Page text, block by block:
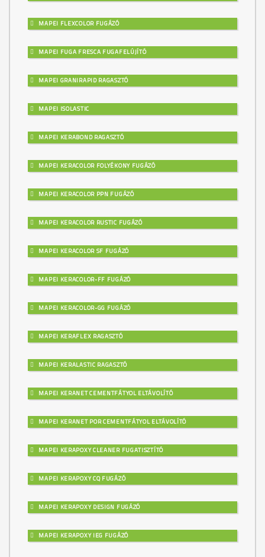
MAPEI FLEXCOLOR FUGÁZÓ
MAPEI FUGA FRESCA FUGAFELÚJÍTÓ
MAPEI GRANIRAPID RAGASZTÓ
MAPEI ISOLASTIC
MAPEI KERABOND RAGASZTÓ
MAPEI KERACOLOR FOLYÉKONY FUGÁZÓ
MAPEI KERACOLOR PPN FUGÁZÓ
MAPEI KERACOLOR RUSTIC FUGÁZÓ
MAPEI KERACOLOR SF FUGÁZÓ
MAPEI KERACOLOR-FF FUGÁZÓ
MAPEI KERACOLOR-GG FUGÁZÓ
MAPEI KERAFLEX RAGASZTÓ
MAPEI KERALASTIC RAGASZTÓ
MAPEI KERANET CEMENTFÁTYOL ELTÁVOLÍTÓ
MAPEI KERANET POR CEMENTFÁTYOL ELTÁVOLÍTÓ
MAPEI KERAPOXY CLEANER FUGATISZTÍTÓ
MAPEI KERAPOXY CQ FUGÁZÓ
MAPEI KERAPOXY DESIGN FUGÁZÓ
MAPEI KERAPOXY IEG FUGÁZÓ